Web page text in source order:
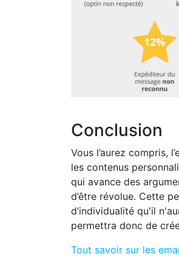
Conclusion
Vous l’aurez compris,
les contenus
qui avance des
d’être révolue. Cette
d’individualité qu'il
permettra donc de
Tout savoir sur les